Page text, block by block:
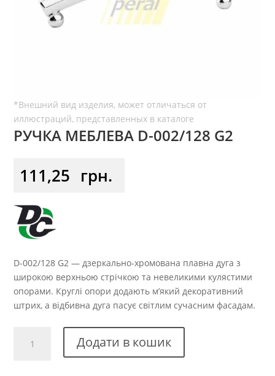
РУЧКА МЕБЛЕВА D-002/128 G2
111,25 грн.
D-002/128 G2 — дзеркально-хромована плавна дуга з
широкою верхньою стрічкою та невеликими кулястими
опорами. Круглі опори додають м’який декоративний
штрих, а відбивна дуга пасує світлим сучасним фасадам.
меблева
Додати в кошик